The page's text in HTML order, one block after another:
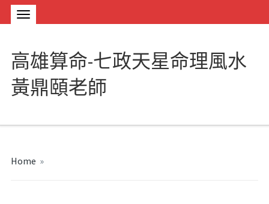
高雄算命-七政天星命理風水
黃鼎頤老師
Home »